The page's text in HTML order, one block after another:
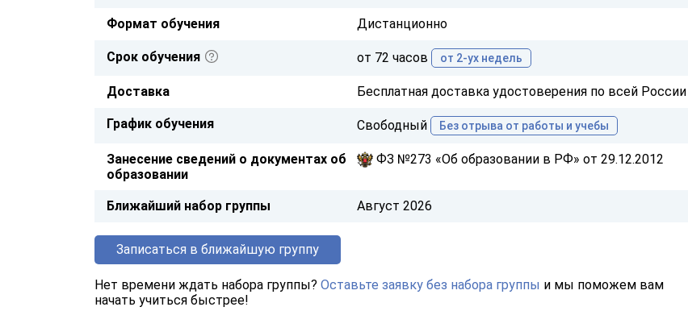
Формат обучения Дистанционно
Срок обучения от 72 часов от 2-ух недель
Доставка Бесплатная доставка удостоверения по всей России
График обучения Свободный Без отрыва от работы и учебы
Занесение сведений о документах об
образовании
ФЗ №273 «Об образовании в РФ» от 29.12.2012
Ближайший набор группы Август 2026
Записаться в ближайшую группу
Нет времени ждать набора группы? Оставьте заявку без набора группы и мы поможем вам
начать учиться быстрее!